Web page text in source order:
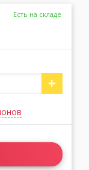
Есть на складе
+